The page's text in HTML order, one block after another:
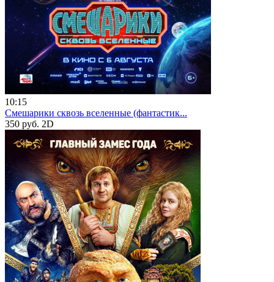
10:15
Смешарики сквозь вселенные (фантастик...
350 руб. 2D